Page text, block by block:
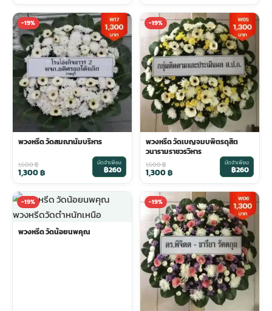
พวงดอกไม้งานศพ
tpdecorate ปูพื้น
-19%
พวงหรีด วัดสมณานัมบริหาร
1,600฿
1,300฿
มัดจำเพียง
฿260
-19%
พวงหรีด วัดเบญจมบพิตรดุสิต
วนารามราชวรวิหาร
1,600฿
1,300฿
มัดจำเพียง
฿260
-19%
พวงหรีด วัดน้อยนพคุณ
-19%